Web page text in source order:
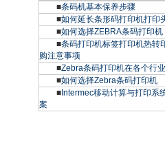
■条码机基本保养步骤
■如何延长条形码打印机打印
■如何选择ZEBRA条码打印机
■条码打印机标签打印机热转
购注意事项
■Zebra条码打印机在各个行
■如何选择Zebra条码打印机
■ Intermec移动计算与打印系
案